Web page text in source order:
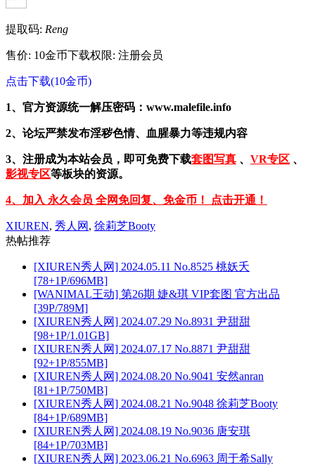
提取码: Reng
售价: 10金币下载权限: 注册会员
点击下载(10金币)
1、官方资源统一解压密码：www.malefile.info
2、论坛严禁发布淫秽色情、血腥暴力等违规内容
3、注册成为本站会员，即可免费下载套图写真 、 VR专区 、
影视专区等板块的资源。
4、加入 永久会员 全网免回复、免金币！ 点击开通！
XIUREN, 秀人网 , 徐莉芝Booty
热帖推荐
[XIUREN秀人网] 2024.05.11 No.8525 桃妖夭
[78+1P/696MB]
[WANIMAL王动] 第26期 婕&琪 VIP套图 官方出品
[39P/789M]
[XIUREN秀人网] 2024.07.29 No.8931 尹甜甜
[98+1P/1.01GB]
[XIUREN秀人网] 2024.07.17 No.8871 尹甜甜
[92+1P/855MB]
[XIUREN秀人网] 2024.08.20 No.9041 安然anran
[81+1P/750MB]
[XIUREN秀人网] 2024.08.21 No.9048 徐莉芝Booty
[84+1P/689MB]
[XIUREN秀人网] 2024.08.19 No.9036 唐安琪
[84+1P/703MB]
[XIUREN秀人网] 2023.06.21 No.6963 周于希Sally